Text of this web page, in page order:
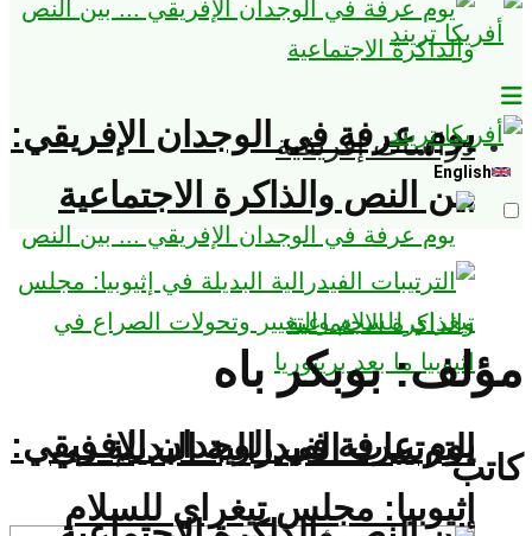
يوم عرفة في الوجدان الإفريقي:
بين النص والذاكرة الاجتماعية
الترتيبات الفيدرالية البديلة في
إثيوبيا: مجلس تيغراي للسلام
دراسات إفريقية
يوم عرفة في الوجدان الإفريقي:
English
بوبكر باه